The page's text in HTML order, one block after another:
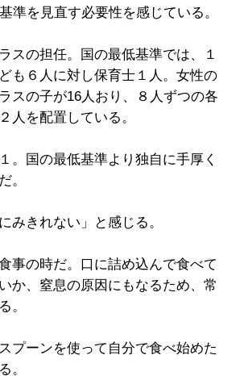
準を見直す必要性を感じている。
スの担任。国の最低基準では、１
も６人に対し保育士１人。女性の
スの子が16人おり、８人ずつの各
人を配置している。
。国の最低基準より独自に手厚く
。
みきれない」と感じる。
事の時だ。口に詰め込んで食べて
か、窒息の原因にもなるため、常
。
プーンを使って自分で食べ始めた
。